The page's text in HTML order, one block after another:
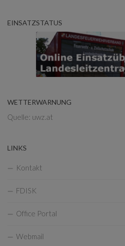
EINSATZSTATUS
WETTERWARNUNG
Quelle: uwz.at
LINKS
Kontakt
FDISK
Office Portal
Webmail